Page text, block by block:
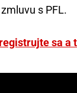
s PFL.
sa